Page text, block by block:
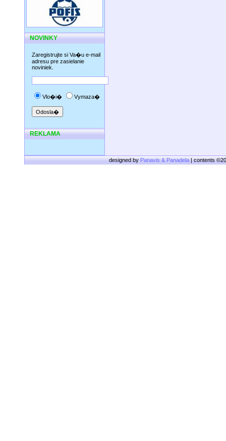
NOVINKY
Zaregistrujte si Va�u e-mail
adresu pre zasielanie
noviniek.
Vlo�i� Vymaza�
REKLAMA
designed byPanavis & Panadela| contents